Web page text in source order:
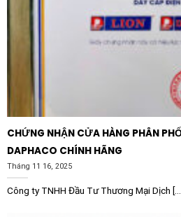
các khu vực hành lang,
thuật luôn sạch sẽ, rõ ràng,
công tác chuyên môn.
Trung tâm thương mại và
khiển thông minh giúp tạo ra
sáng thu hút khách hàng
lượng tập trung hiệu quả.
Khu vực công cộng:
Sảnh
hay tòa nhà cao tầng đều
CHỨNG NHẬN CỬA HÀNG PHÂN
DAPHACO CHÍNH HÃNG
Tháng 11 16, 2025
Công ty TNHH Đầu Tư Thương Mại Dịch